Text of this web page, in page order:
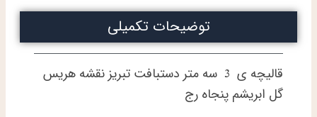
رج
توضیحات تکمیلی
قالیچه ی 3 سه متر دستبافت تبریز نقشه هریس
گل ابریشم پنجاه رج